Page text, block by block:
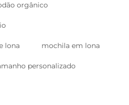
orgânico
lona mochila em lona
personalizado